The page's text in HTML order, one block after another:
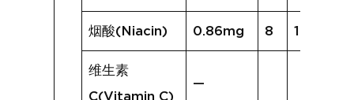
烟酸(Niacin) 0.86mg 8 1.39mg
维生素
C(Vitamin C)
—